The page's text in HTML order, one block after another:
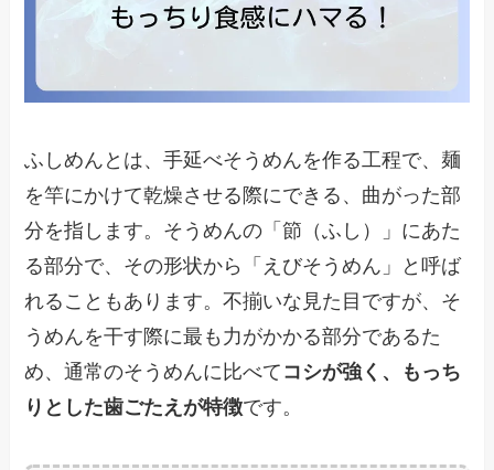
ふしめんとは、手延べそうめんを作る工程で、麺
を竿にかけて乾燥させる際にできる、曲がった部
分を指します。そうめんの「節（ふし）」にあた
る部分で、その形状から「えびそうめん」と呼ば
れることもあります。不揃いな見た目ですが、そ
うめんを干す際に最も力がかかる部分であるた
め、通常のそうめんに比べて コシが強く、もっち
りとした歯ごたえが特徴です。